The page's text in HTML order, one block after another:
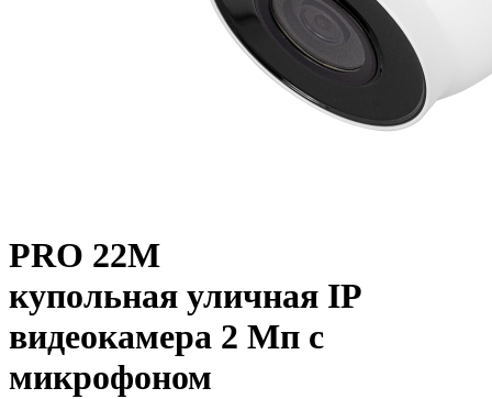
PRO 22M
купольная уличная IP
видеокамера 2 Мп с
микрофоном